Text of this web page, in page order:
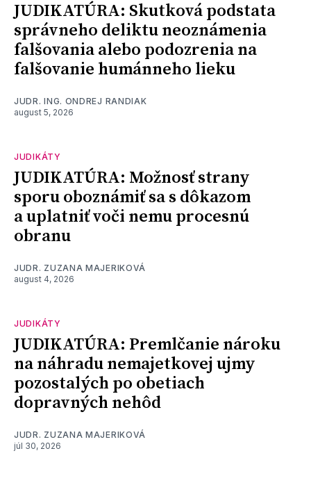
JUDIKATÚRA: Skutková podstata
správneho deliktu neoznámenia
falšovania alebo podozrenia na
falšovanie humánneho lieku
JUDR. ING. ONDREJ RANDIAK
august 5, 2026
JUDIKÁTY
JUDIKATÚRA: Možnosť strany
sporu oboznámiť sa s dôkazom
a uplatniť voči nemu procesnú
obranu
JUDR. ZUZANA MAJERIKOVÁ
august 4, 2026
JUDIKÁTY
JUDIKATÚRA: Premlčanie nároku
na náhradu nemajetkovej ujmy
pozostalých po obetiach
dopravných nehôd
JUDR. ZUZANA MAJERIKOVÁ
júl 30, 2026